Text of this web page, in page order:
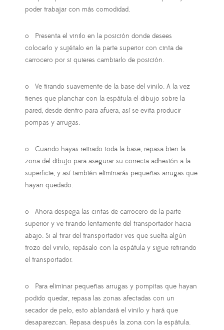
poder trabajar con más comodidad.
o
Presenta el vinilo en la posición donde desees
colocarlo y sujétalo en la parte superior con cinta de
carrocero por si quieres cambiarlo de posición.
o
Ve tirando suavemente de la base del vinilo. A la vez
tienes que planchar con la espátula el dibujo sobre la
pared, desde dentro para afuera, así se evita producir
pompas y arrugas.
o
Cuando hayas retirado toda la base, repasa bien la
zona del dibujo para asegurar su correcta adhesión a la
superficie, y así también eliminarás pequeñas arrugas que
hayan quedado.
o
Ahora despega las cintas de carrocero de la parte
superior y ve tirando lentamente del transportador hacia
abajo. Si al tirar del transportador ves que suelta algún
trozo del vinilo, repásalo con la espátula y sigue retirando
el transportador.
o
Para eliminar pequeñas arrugas y pompitas que hayan
podido quedar, repasa las zonas afectadas con un
secador de pelo, esto ablandará el vinilo y hará que
desaparezcan. Repasa después la zona con la espátula.